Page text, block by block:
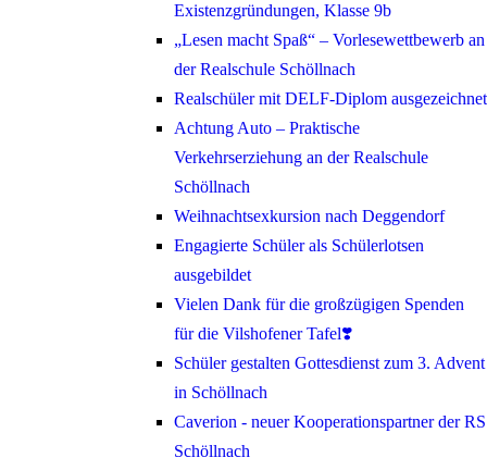
Existenzgründungen, Klasse 9b
„Lesen macht Spaß“ – Vorlesewettbewerb an
der Realschule Schöllnach
Realschüler mit DELF-Diplom ausgezeichnet
Achtung Auto – Praktische
Verkehrserziehung an der Realschule
Schöllnach
Weihnachtsexkursion nach Deggendorf
Engagierte Schüler als Schülerlotsen
ausgebildet
Vielen Dank für die großzügigen Spenden
für die Vilshofener Tafel❣️
Schüler gestalten Gottesdienst zum 3. Advent
in Schöllnach
Caverion - neuer Kooperationspartner der RS
Schöllnach